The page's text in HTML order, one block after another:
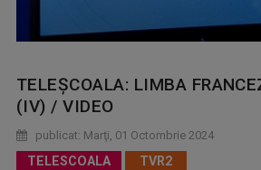
TELEȘCOALA: LIMBA
(IV) / VIDEO
publicat: Marţi, 01 Octombrie 2024
TELESCOALA TVR2